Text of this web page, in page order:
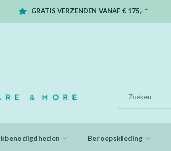
GRATIS VERZENDEN VANAF € 175,- *
Beroepskleding